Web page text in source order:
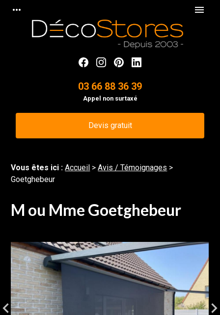
more_horiz menu
03 66 88 36 39
Appel non surtaxé
Devis gratuit
Vous êtes ici :Accueil >Avis / Témoignages >
Goetghebeur
M ou Mme Goetghebeur